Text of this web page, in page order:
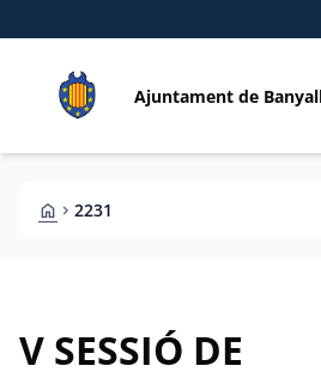
Ajuntament de
HOME CHEVRON_RIGHT 2231
V SESSIÓ DE